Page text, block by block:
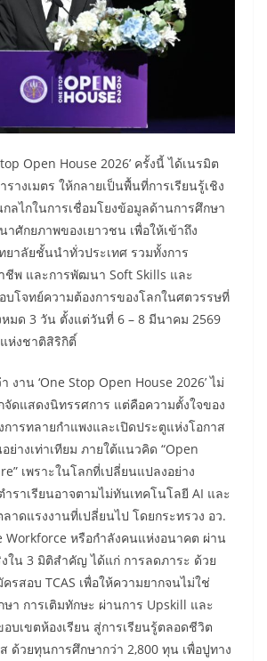
Open House 2026’ ครั้งนี้ ได้เนรมิต
างเมตร ให้กลายเป็นพื้นที่การเรียนรู้เชิง
ลไกในการเชื่อมโยงข้อมูลด้านการศึกษา
ศักยภาพของเยาวชน เพื่อให้เข้าถึง
าลัยชั้นนำทั่วประเทศ รวมทั้งการ
ชีพ และการพัฒนา Soft Skills และ
บโจทย์ความต้องการของโลกในศตวรรษที่
มด 3 วัน ตั้งแต่วันที่ 6 – 8 มีนาคม 2569
ห่งชาติสิริกิติ์
งาน ‘One Stop Open House 2026’ ไม่
จัดแสดงนิทรรศการ แต่คือความตั้งใจของ
การทลายกำแพงและเปิดประตูแห่งโอกาส
ย่างเท่าเทียม ภายใต้แนวคิด “Open
เพราะในโลกที่เปลี่ยนแปลงอย่าง
ำราเรียนอาจตามไม่ทันเทคโนโลยี AI และ
าดแรงงานที่เปลี่ยนไป โดยกระทรวง อว.
Workforce หรือกำลังคนแห่งอนาคต ผ่าน
ใน 3 มิติสำคัญ ได้แก่ การลดภาระ ด้วย
สอบ TCAS เพื่อให้ความยากจนไม่ใช่
า การเติมทักษะ ผ่านการ Upskill และ
บเขตห้องเรียน สู่การเรียนรู้ตลอดชีวิต
ด้วยทุนการศึกษากว่า 2,800 ทุน เพื่อปูทาง